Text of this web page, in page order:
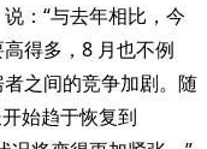
：“与去年相比，今
得多，8 月也不例
之间的竞争加剧。随
始趋于恢复到